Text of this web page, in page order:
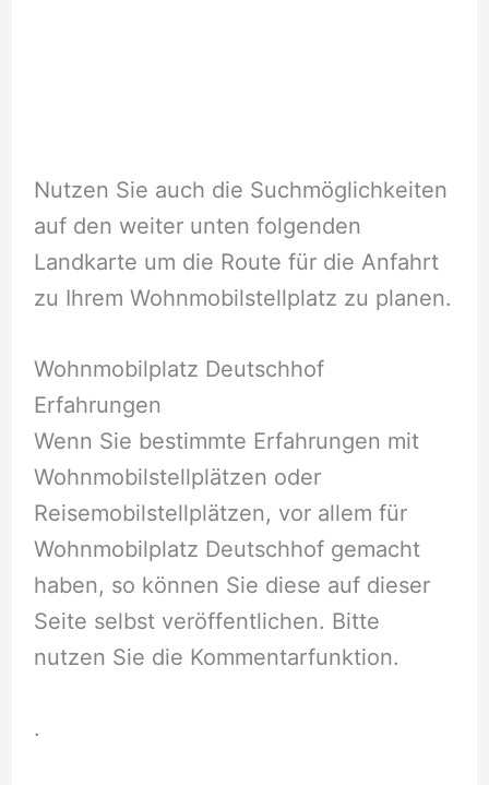
Nutzen Sie auch die Suchmöglichkeiten
auf den weiter unten folgenden
Landkarte um die Route für die Anfahrt
zu Ihrem Wohnmobilstellplatz zu planen.
Wohnmobilplatz Deutschhof
Erfahrungen
Wenn Sie bestimmte Erfahrungen mit
Wohnmobilstellplätzen oder
Reisemobilstellplätzen, vor allem für
Wohnmobilplatz Deutschhof gemacht
haben, so können Sie diese auf dieser
Seite selbst veröffentlichen. Bitte
nutzen Sie die Kommentarfunktion.
.